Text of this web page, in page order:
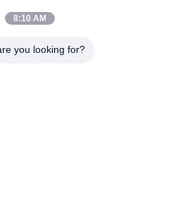
8:10 AM
you looking for?